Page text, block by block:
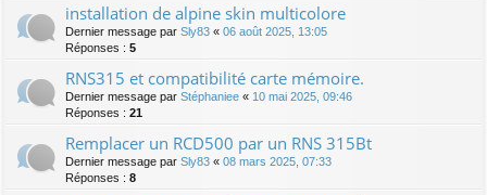
installation de alpine skin multicolore
Dernier message par Sly83 « 06 août 2025, 13:05
Réponses : 5
RNS315 et compatibilité carte mémoire.
Dernier message par Stéphaniee « 10 mai 2025, 09:46
Réponses : 21
Remplacer un RCD500 par un RNS 315Bt
Dernier message par Sly83 « 08 mars 2025, 07:33
Réponses : 8